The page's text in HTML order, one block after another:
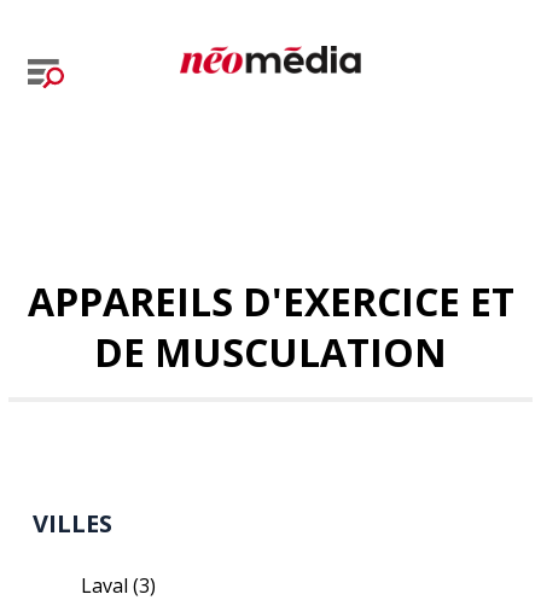
APPAREILS D'EXERCICE ET
DE MUSCULATION
VILLES
Laval(3)